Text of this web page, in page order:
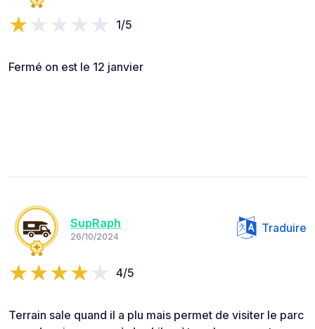
1/5
Fermé on est le 12 janvier
SupRaph
26/10/2024
Traduire
4/5
Terrain sale quand il a plu mais permet de visiter le parc